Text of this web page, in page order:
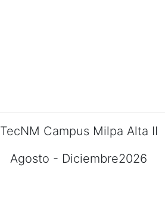
TecNM Campus Milpa Alta II
Agosto - Diciembre2026